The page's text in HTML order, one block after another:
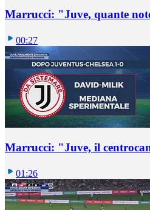
Marrucci: "Juve, quante
00:27
Marrucci: "Juve, il
01:26